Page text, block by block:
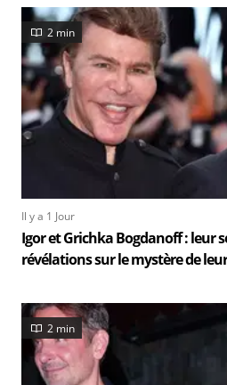
2 min
Il y a 1 Jour
Igor et Grichka Bogdanoff : leur
révélations sur le mystère de
2 min